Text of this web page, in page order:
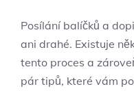
Posílání balíčků a
ani drahé. Existuje
tento proces a
pár tipů, které vám